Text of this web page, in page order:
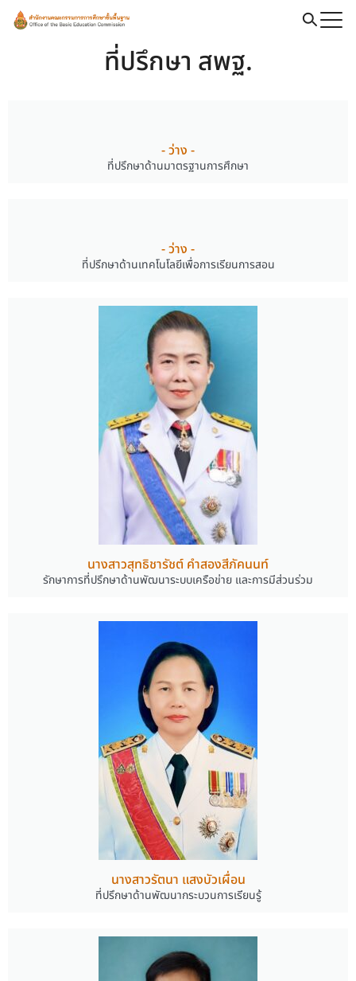
ที่ปรึกษา สพฐ.
- ว่าง -
ที่ปรึกษาด้านมาตรฐานการศึกษา
- ว่าง -
ที่ปรึกษาด้านเทคโนโลยีเพื่อการเรียนการสอน
นางสาวสุทธิชารัชต์ คำสองสีภัคนนท์
รักษาการที่ปรึกษาด้านพัฒนาระบบเครือข่าย และการมีส่วนร่วม
นางสาวรัตนา แสงบัวเผื่อน
ที่ปรึกษาด้านพัฒนากระบวนการเรียนรู้